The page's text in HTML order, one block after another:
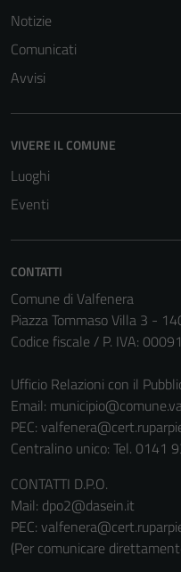
Notizie
Comunicati
Avvisi
VIVERE IL COMUNE
Luoghi
Eventi
CONTATTI
Comune di Valfenera
Piazza Tommaso Villa 3 -
Codice fiscale / P. IVA:
Ufficio Relazioni con il
Email:
PEC:
Centralino unico: Tel. 0141
CONTATTI D.P.O.
Mail: dpo2@dasein.it
PEC:
(Per comunicare